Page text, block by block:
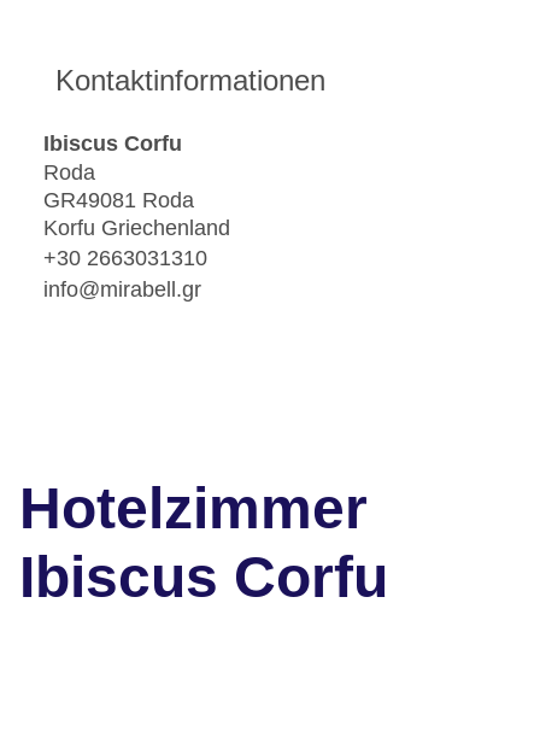
Kontaktinformationen
Ibiscus Corfu
Roda
GR49081 Roda
Korfu Griechenland
+30 2663031310
info@mirabell.gr
Hotelzimmer
Ibiscus Corfu